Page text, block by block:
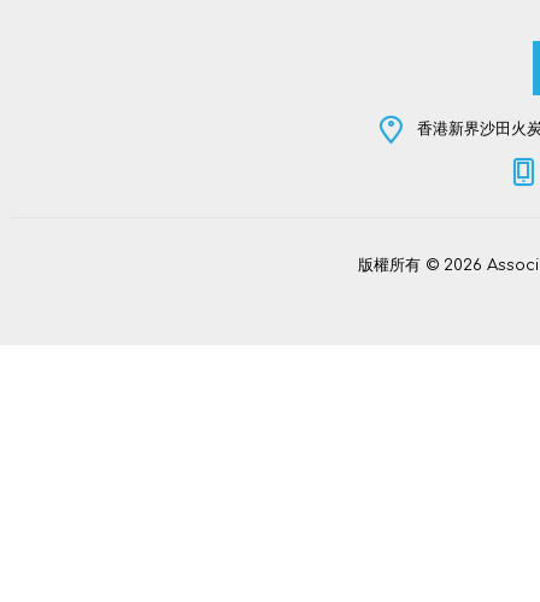
香港新界沙田火
版權所有 © 2026